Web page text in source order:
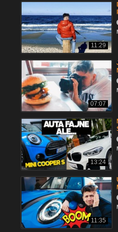
11:29
07:07
13:24
11:35